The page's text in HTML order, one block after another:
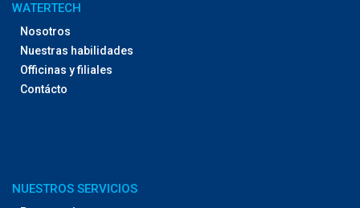
WATERTECH
Nosotros
Nuestras habilidades
Officinas y filiales
Contácto
NUESTROS SERVICIOS